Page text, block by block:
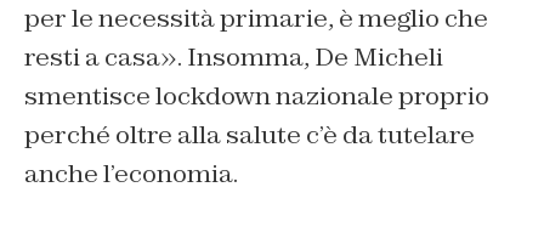
per le necessità primarie, è meglio che
resti a casa». Insomma, De Micheli
smentisce lockdown nazionale proprio
perché oltre alla salute c’è da tutelare
anche l’economia.